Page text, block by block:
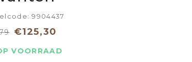
9904437
€125,30
VOORRAAD